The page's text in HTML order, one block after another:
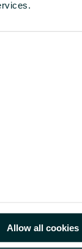
Allow all cookies